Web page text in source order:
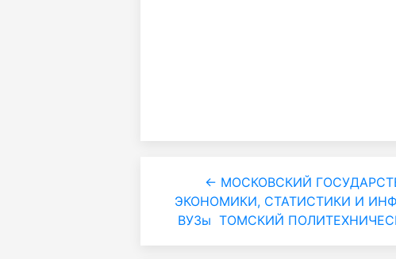
← МОСКОВСКИЙ
ЭКОНОМИКИ, СТАТИСТИКИ И
ВУЗы ТОМСКИЙ